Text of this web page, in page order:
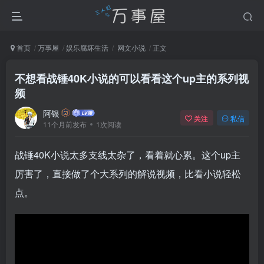
首页 万事屋 娱乐腐坏生活 网文小说 正文
不想看战锤40K小说的可以看看这个up主的系列视
频
阿银
11个月前发布 1次阅读
关注 私信
战锤40K小说太多支线太杂了，看着就心累。这个up主
厉害了，直接做了个大系列的解说视频，比看小说轻松
点。